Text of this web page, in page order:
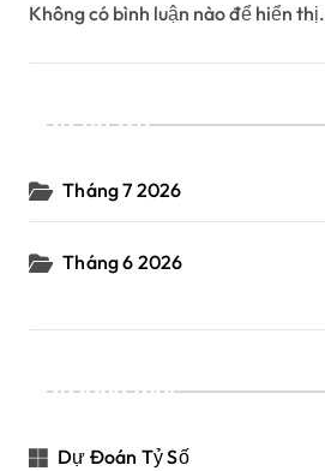
Không có bình luận nào để hiển thị.
Lưu trữ
Tháng 7 2026
Tháng 6 2026
Danh mục
Dự Đoán Tỷ Số